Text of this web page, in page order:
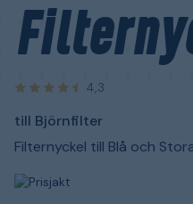
4,3
till Björnfilter
Filternyckel till Blå och